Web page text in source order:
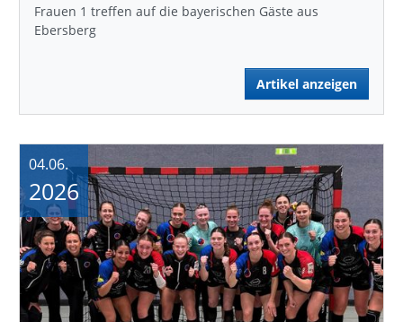
Frauen 1 treffen auf die bayerischen Gäste aus
Ebersberg
Artikel anzeigen
04.06.
2026